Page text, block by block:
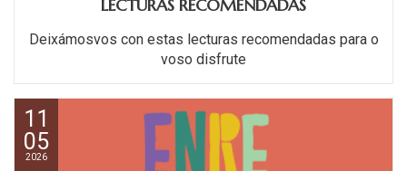
LECTURAS RECOMENDADAS
Deixámosvos con estas lecturas recomendadas para o
voso disfrute
11
05
2026